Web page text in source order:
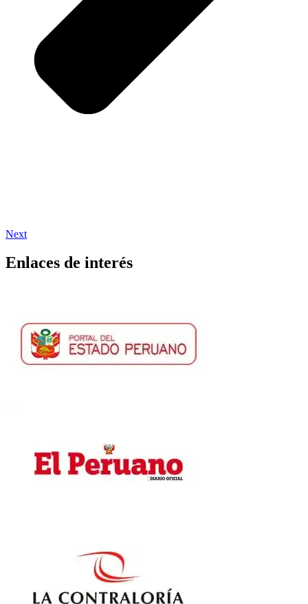
Next
Enlaces de interés